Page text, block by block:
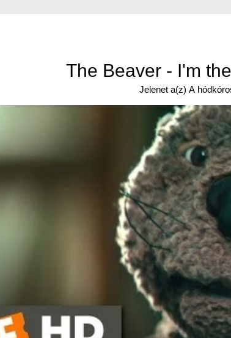
The Beaver - I'm
Jelenet a(z) A